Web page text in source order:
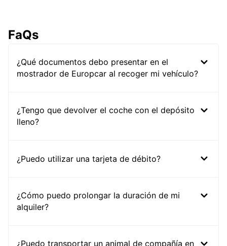
FaQs
¿Qué documentos debo presentar en el
mostrador de Europcar al recoger mi vehículo?
¿Tengo que devolver el coche con el depósito
lleno?
¿Puedo utilizar una tarjeta de débito?
¿Cómo puedo prolongar la duración de mi
alquiler?
¿Puedo transportar un animal de compañía en